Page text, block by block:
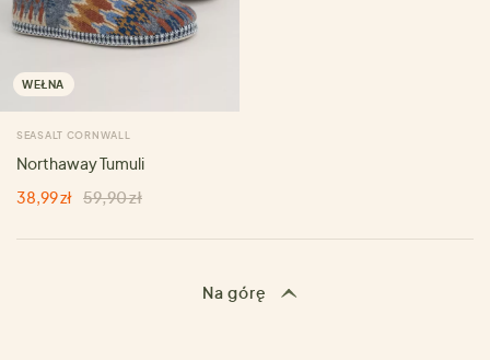
WEŁNA
SEASALT CORNWALL
Northaway Tumuli
38,99 zł 59,90 zł
Na górę